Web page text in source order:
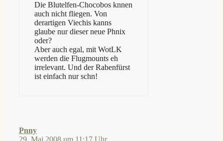
Die Blutelfen-Chocobos knnen
auch nicht fliegen. Von
derartigen Viechis kanns
glaube nur dieser neue Phnix
oder?
Aber auch egal, mit WotLK
werden die Flugmounts eh
irrelevant. Und der Rabenfürst
ist einfach nur schn!
Pnny